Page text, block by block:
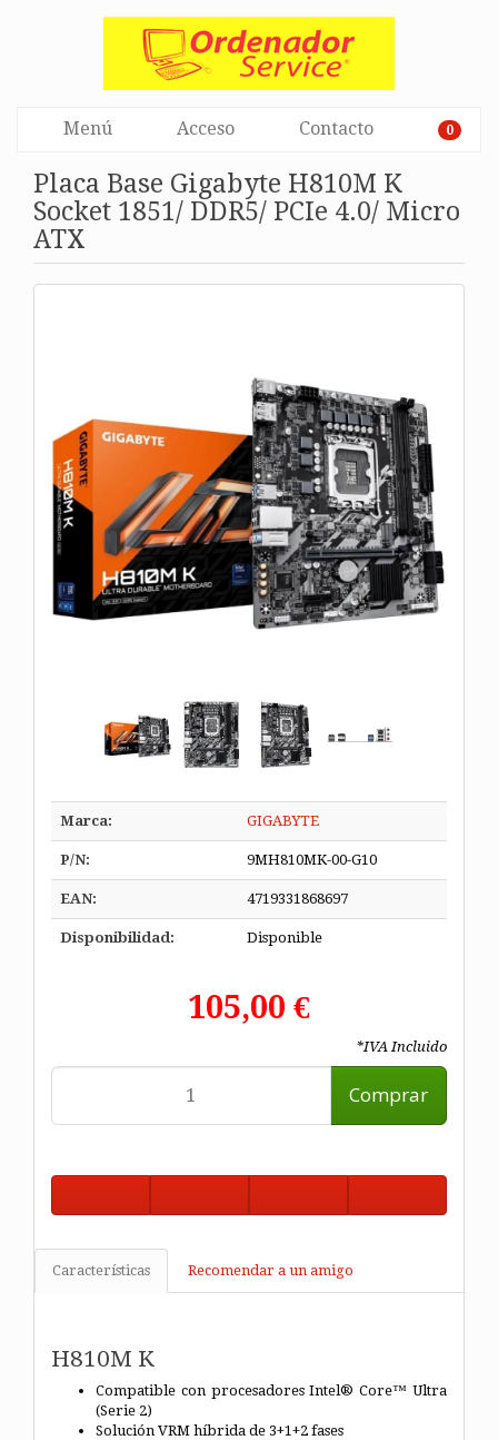
Menú Acceso Contacto 0
Placa Base Gigabyte H810M K
Socket 1851/ DDR5/ PCIe 4.0/ Micro
ATX
Marca: GIGABYTE
P/N: 9MH810MK-00-G10
EAN: 4719331868697
Disponibilidad: Disponible
105,00 €
*IVA Incluido
Comprar
Características Recomendar a un amigo
H810M K
Compatible con procesadores Intel® Core™ Ultra
(Serie 2)
Solución VRM híbrida de 3+1+2 fases